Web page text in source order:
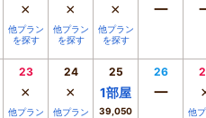
×
他プラン
を探す
×
他プラン
を探す
×
他プラン
を探す
ー
23
×
他プラン
24
×
他プラン
25
1部屋
39,050
26
ー
他